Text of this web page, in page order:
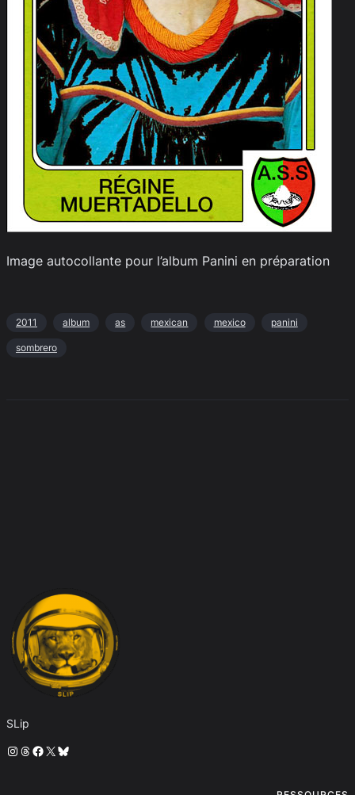
Image autocollante pour l’album Panini en préparation
2011 album as mexican mexico panini
sombrero
SLip
Instagram
Threads
Facebook
X Bluesky